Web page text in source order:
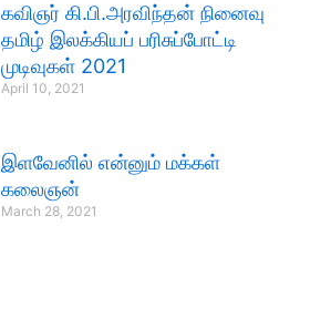
கவிஞர் கி.பி.அரவிந்தன் நினைவு
தமிழ் இலக்கியப் பரிசுப்போட்டி
முடிவுகள் 2021
April 10, 2021
இளவேனில் என்னும் மக்கள்
கலைஞன்
March 28, 2021